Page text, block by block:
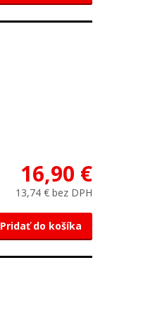
16,90 €
13,74 € bez DPH
Pridať do košíka